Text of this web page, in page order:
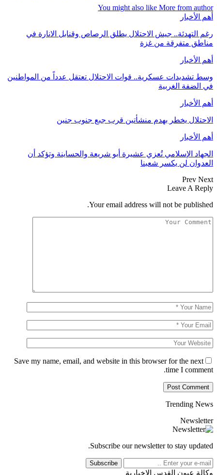
You might also like More from author
أهم الأخبار
رغم التهدئة.. جيش الاحتلال يطلق الرصاص وقنابل الانارة في
مناطق متفرقة من غزة
أهم الأخبار
وسط تشديدات عسكرية.. قوات الاحتلال تعتقل عدداً من المواطنين
في الضفة الغربية
أهم الأخبار
الاحتلال يخطر بهدم منشأتين قرب جبع جنوب جنين
أهم الأخبار
الجهاد الإسلامي تُعزي عشيرة أبو شريعة والحساينة وتؤكد أن
العدوان لن يكسر شعبنا
Prev Next
Leave A Reply
Your email address will not be published.
Save my name, email, and website in this browser for the next
time I comment.
Trending News
Newsletter
Subscribe our newsletter to stay updated.
Subscribe
وكالة عيون القدس الإخبارية